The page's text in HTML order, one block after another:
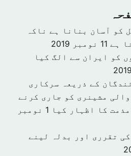
کو آسان بنانا ہے ناکہ
ہے 11 نومبر 2019
کو ایران سے الگ کیا
کے ذریعہ سرکاری
مشینری کو جاری کرنے
کا اظہار کیا
1 نومبر
تقرری اور بدلہ لینے